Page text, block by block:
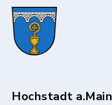
Hochstadt a.Main